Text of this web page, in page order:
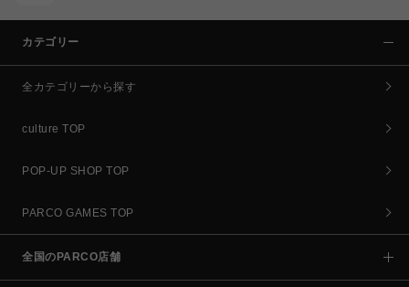
カテゴリー
全カテゴリーから探す
culture TOP
POP-UP SHOP TOP
PARCO GAMES TOP
全国のPARCO店舗